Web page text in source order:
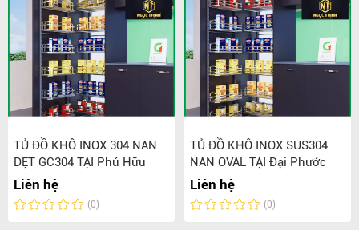
TỦ ĐỒ KHÔ INOX 304 NAN
DẸT GC304 TẠI Phú Hữu
Liên hệ
(0)
TỦ ĐỒ KHÔ INOX SUS304
NAN OVAL TẠI Đại Phước
Liên hệ
(0)